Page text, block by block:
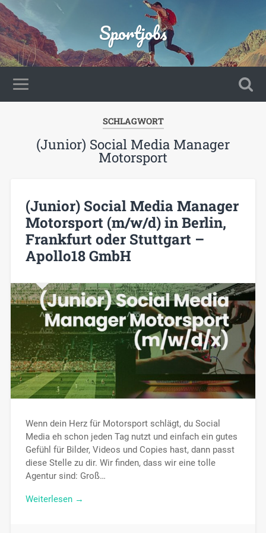
Sportjobs
SCHLAGWORT
(Junior) Social Media Manager
Motorsport
(Junior) Social Media Manager
Motorsport (m/w/d) in Berlin,
Frankfurt oder Stuttgart –
Apollo18 GmbH
Wenn dein Herz für Motorsport schlägt, du Social
Media eh schon jeden Tag nutzt und einfach ein gutes
Gefühl für Bilder, Videos und Copies hast, dann passt
diese Stelle zu dir. Wir finden, dass wir eine tolle
Agentur sind: Groß…
Weiterlesen →